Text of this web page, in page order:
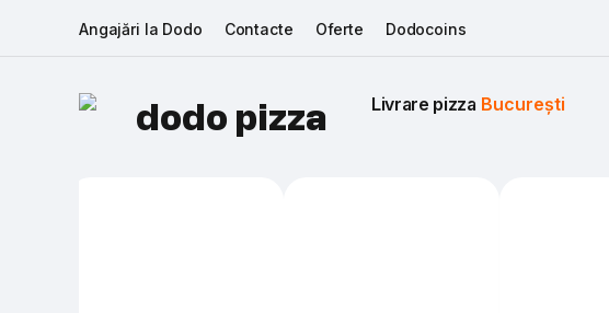
Angajări la Dodo Contacte Oferte Dodocoins
dodo pizza Livrare pizza București